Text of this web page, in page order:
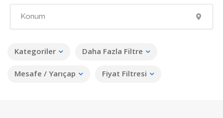
Kategoriler Daha Fazla Filtre
Mesafe / Yarıçap Fiyat Filtresi